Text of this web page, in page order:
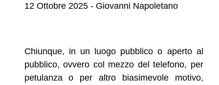
12 Ottobre 2025 - Giovanni Napoletano
Chiunque, in un luogo pubblico o aperto al
pubblico, ovvero col mezzo del telefono, per
petulanza o per altro biasimevole motivo,